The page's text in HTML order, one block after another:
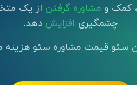
کمک و مشاوره گرفتن از یک
چشمگیری افزایش دهد.
سئو قیمت مشاوره سئو هزینه